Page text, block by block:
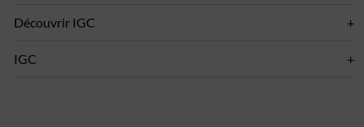
Découvrir IGC
IGC